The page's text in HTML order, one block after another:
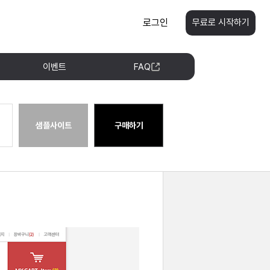
로그인
이벤트 FAQ
무료로 시작하기
샘플사이트 구매하기